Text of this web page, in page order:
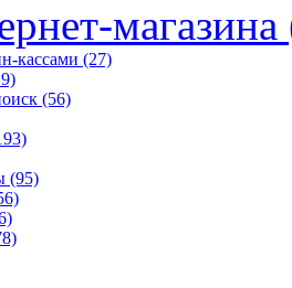
магазина
кассами (27)
(56)
(95)